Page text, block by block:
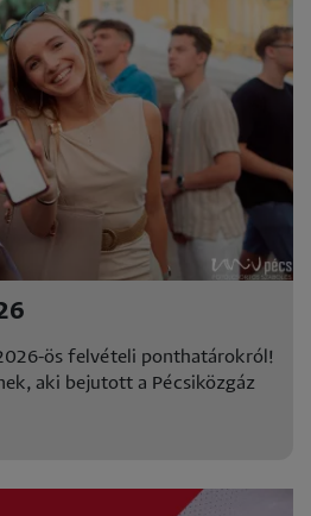
ös felvételi ponthatárokról!
aki bejutott a Pécsiközgáz